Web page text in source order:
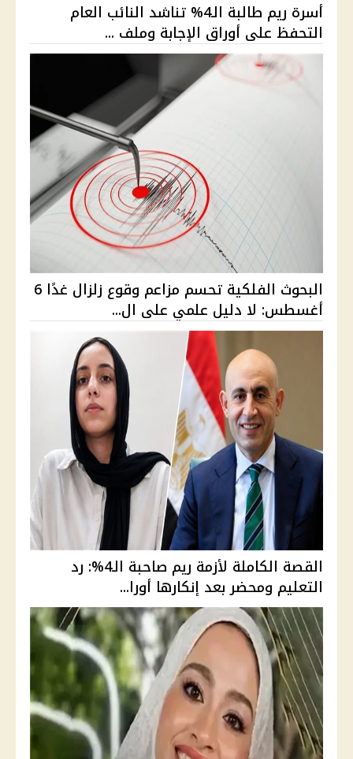
أسرة ريم طالبة الـ4% تناشد النائب العام
التحفظ على أوراق الإجابة وملف ...
البحوث الفلكية تحسم مزاعم وقوع زلزال غدًا 6
أغسطس: لا دليل علمي على ال...
القصة الكاملة لأزمة ريم صاحبة الـ4%: رد
التعليم ومحضر بعد إنكارها أورا...